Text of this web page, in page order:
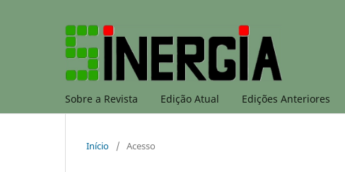
Sobre a Revista Edição Atual Edições Anteriores
Início / Acesso